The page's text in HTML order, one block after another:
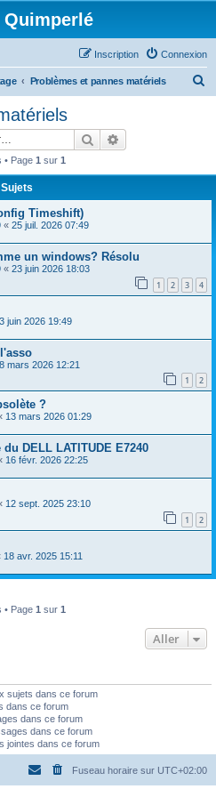
Quimperlé
Connexion
Inscription
Problèmes et pannes matériels
Rechercher
• Page 1 sur 1
Sujets
Timeshift)
« 25 juil. 2026 07:49
un windows? Résolu
« 23 juin 2026 18:03
1 2 3 4
juin 2026 19:49
mars 2026 12:21
1 2
?
13 mars 2026 01:29
DELL LATITUDE E7240
16 févr. 2026 22:25
12 sept. 2025 23:10
1 2
18 avr. 2025 15:11
• Page 1 sur 1
Aller
sujets dans ce forum
dans ce forum
dans ce forum
dans ce forum
jointes dans ce forum
Fuseau horaire sur UTC+02:00